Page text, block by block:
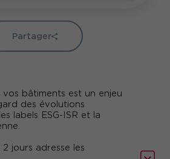
vos bâtiments est un enjeu
des évolutions
labels ESG-ISR et la
jours adresse les
Partager